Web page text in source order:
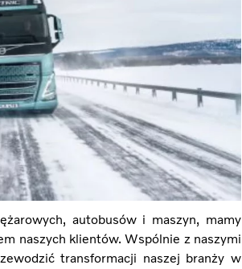
autobusów i maszyn, mamy
naszych klientów. Wspólnie z naszymi
transformacji naszej branży w